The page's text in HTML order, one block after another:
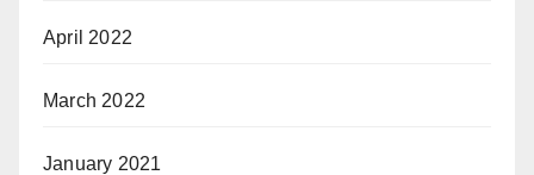
April 2022
March 2022
January 2021